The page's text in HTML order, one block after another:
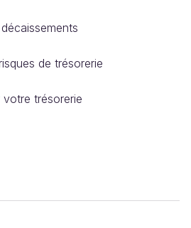
de trésorerie
votre trésorerie